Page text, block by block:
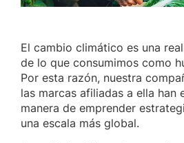
El cambio climático es una
de lo que consumimos como
Por esta razón, nuestra
las marcas afiliadas a ella han
manera de emprender
una escala más global.